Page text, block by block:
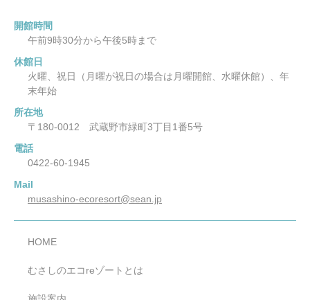
開館時間
午前9時30分から午後5時まで
休館日
火曜、祝日（月曜が祝日の場合は月曜開館、水曜休館）、年
末年始
所在地
〒180-0012 武蔵野市緑町3丁目1番5号
電話
0422-60-1945
Mail
musashino-ecoresort@sean.jp
HOME
むさしのエコreゾートとは